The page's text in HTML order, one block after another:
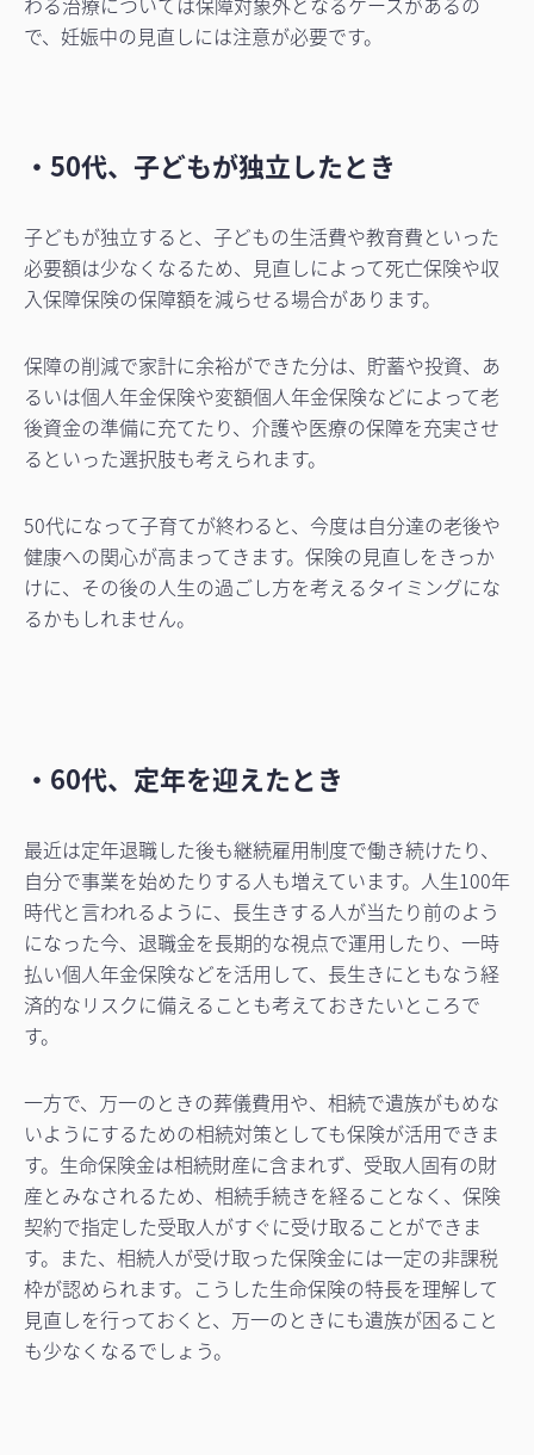
で、妊娠中の見直しには注意が必要です。
・50代、子どもが独立したとき
子どもが独立すると、子どもの生活費や教育費といった
必要額は少なくなるため、見直しによって死亡保険や収
入保障保険の保障額を減らせる場合があります。
保障の削減で家計に余裕ができた分は、貯蓄や投資、あ
るいは個人年金保険や変額個人年金保険などによって老
後資金の準備に充てたり、介護や医療の保障を充実させ
るといった選択肢も考えられます。
50代になって子育てが終わると、今度は自分達の老後や
健康への関心が高まってきます。保険の見直しをきっか
けに、その後の人生の過ごし方を考えるタイミングにな
るかもしれません。
・60代、定年を迎えたとき
最近は定年退職した後も継続雇用制度で働き続けたり、
自分で事業を始めたりする人も増えています。人生100年
時代と言われるように、長生きする人が当たり前のよう
になった今、退職金を長期的な視点で運用したり、一時
払い個人年金保険などを活用して、長生きにともなう経
済的なリスクに備えることも考えておきたいところで
す。
一方で、万一のときの葬儀費用や、相続で遺族がもめな
いようにするための相続対策としても保険が活用できま
す。生命保険金は相続財産に含まれず、受取人固有の財
産とみなされるため、相続手続きを経ることなく、保険
契約で指定した受取人がすぐに受け取ることができま
す。また、相続人が受け取った保険金には一定の非課税
枠が認められます。こうした生命保険の特長を理解して
見直しを行っておくと、万一のときにも遺族が困ること
も少なくなるでしょう。